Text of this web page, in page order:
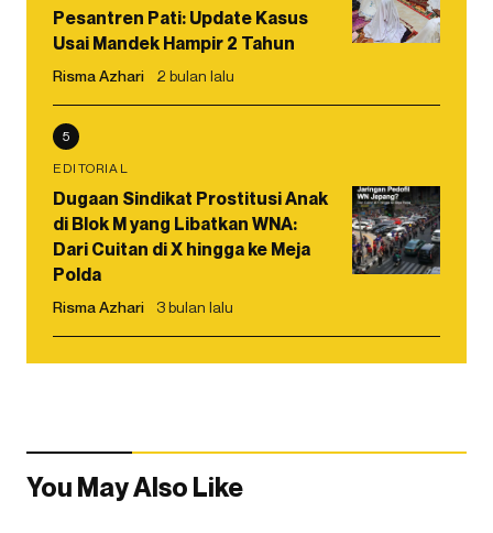
Pesantren Pati: Update Kasus
Usai Mandek Hampir 2 Tahun
Risma Azhari 2 bulan lalu
5
EDITORIAL
Dugaan Sindikat Prostitusi Anak
di Blok M yang Libatkan WNA:
Dari Cuitan di X hingga ke Meja
Polda
Risma Azhari 3 bulan lalu
You May Also Like